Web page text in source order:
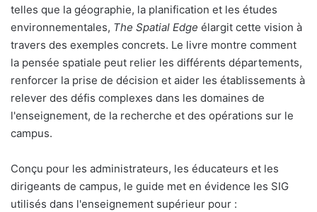
telles que la géographie, la planification et les études
environnementales, The Spatial Edge élargit cette vision à
travers des exemples concrets. Le livre montre comment
la pensée spatiale peut relier les différents départements,
renforcer la prise de décision et aider les établissements à
relever des défis complexes dans les domaines de
l'enseignement, de la recherche et des opérations sur le
campus.
Conçu pour les administrateurs, les éducateurs et les
dirigeants de campus, le guide met en évidence les SIG
utilisés dans l'enseignement supérieur pour :